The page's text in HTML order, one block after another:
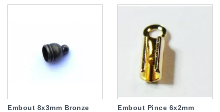
Embout 8x3mm Bronze
Embout Pince 6x2mm